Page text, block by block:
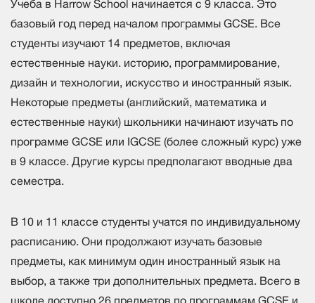
Учеба в Harrow School начинается с 9 класса. Это
базовый год перед началом программы GCSE. Все
студенты изучают 14 предметов, включая
естественные науки. историю, программирование,
дизайн и технологии, искусство и иностранный язык.
Некоторые предметы (английский, математика и
естественные науки) школьники начинают изучать по
программе GCSE или IGCSE (более сложный курс) уже
в 9 классе. Другие курсы предполагают вводные два
семестра.
В 10 и 11 классе студенты учатся по индивидуальному
расписанию. Они продолжают изучать базовые
предметы, как минимум один иностранный язык на
выбор, а также три дополнительных предмета. Всего в